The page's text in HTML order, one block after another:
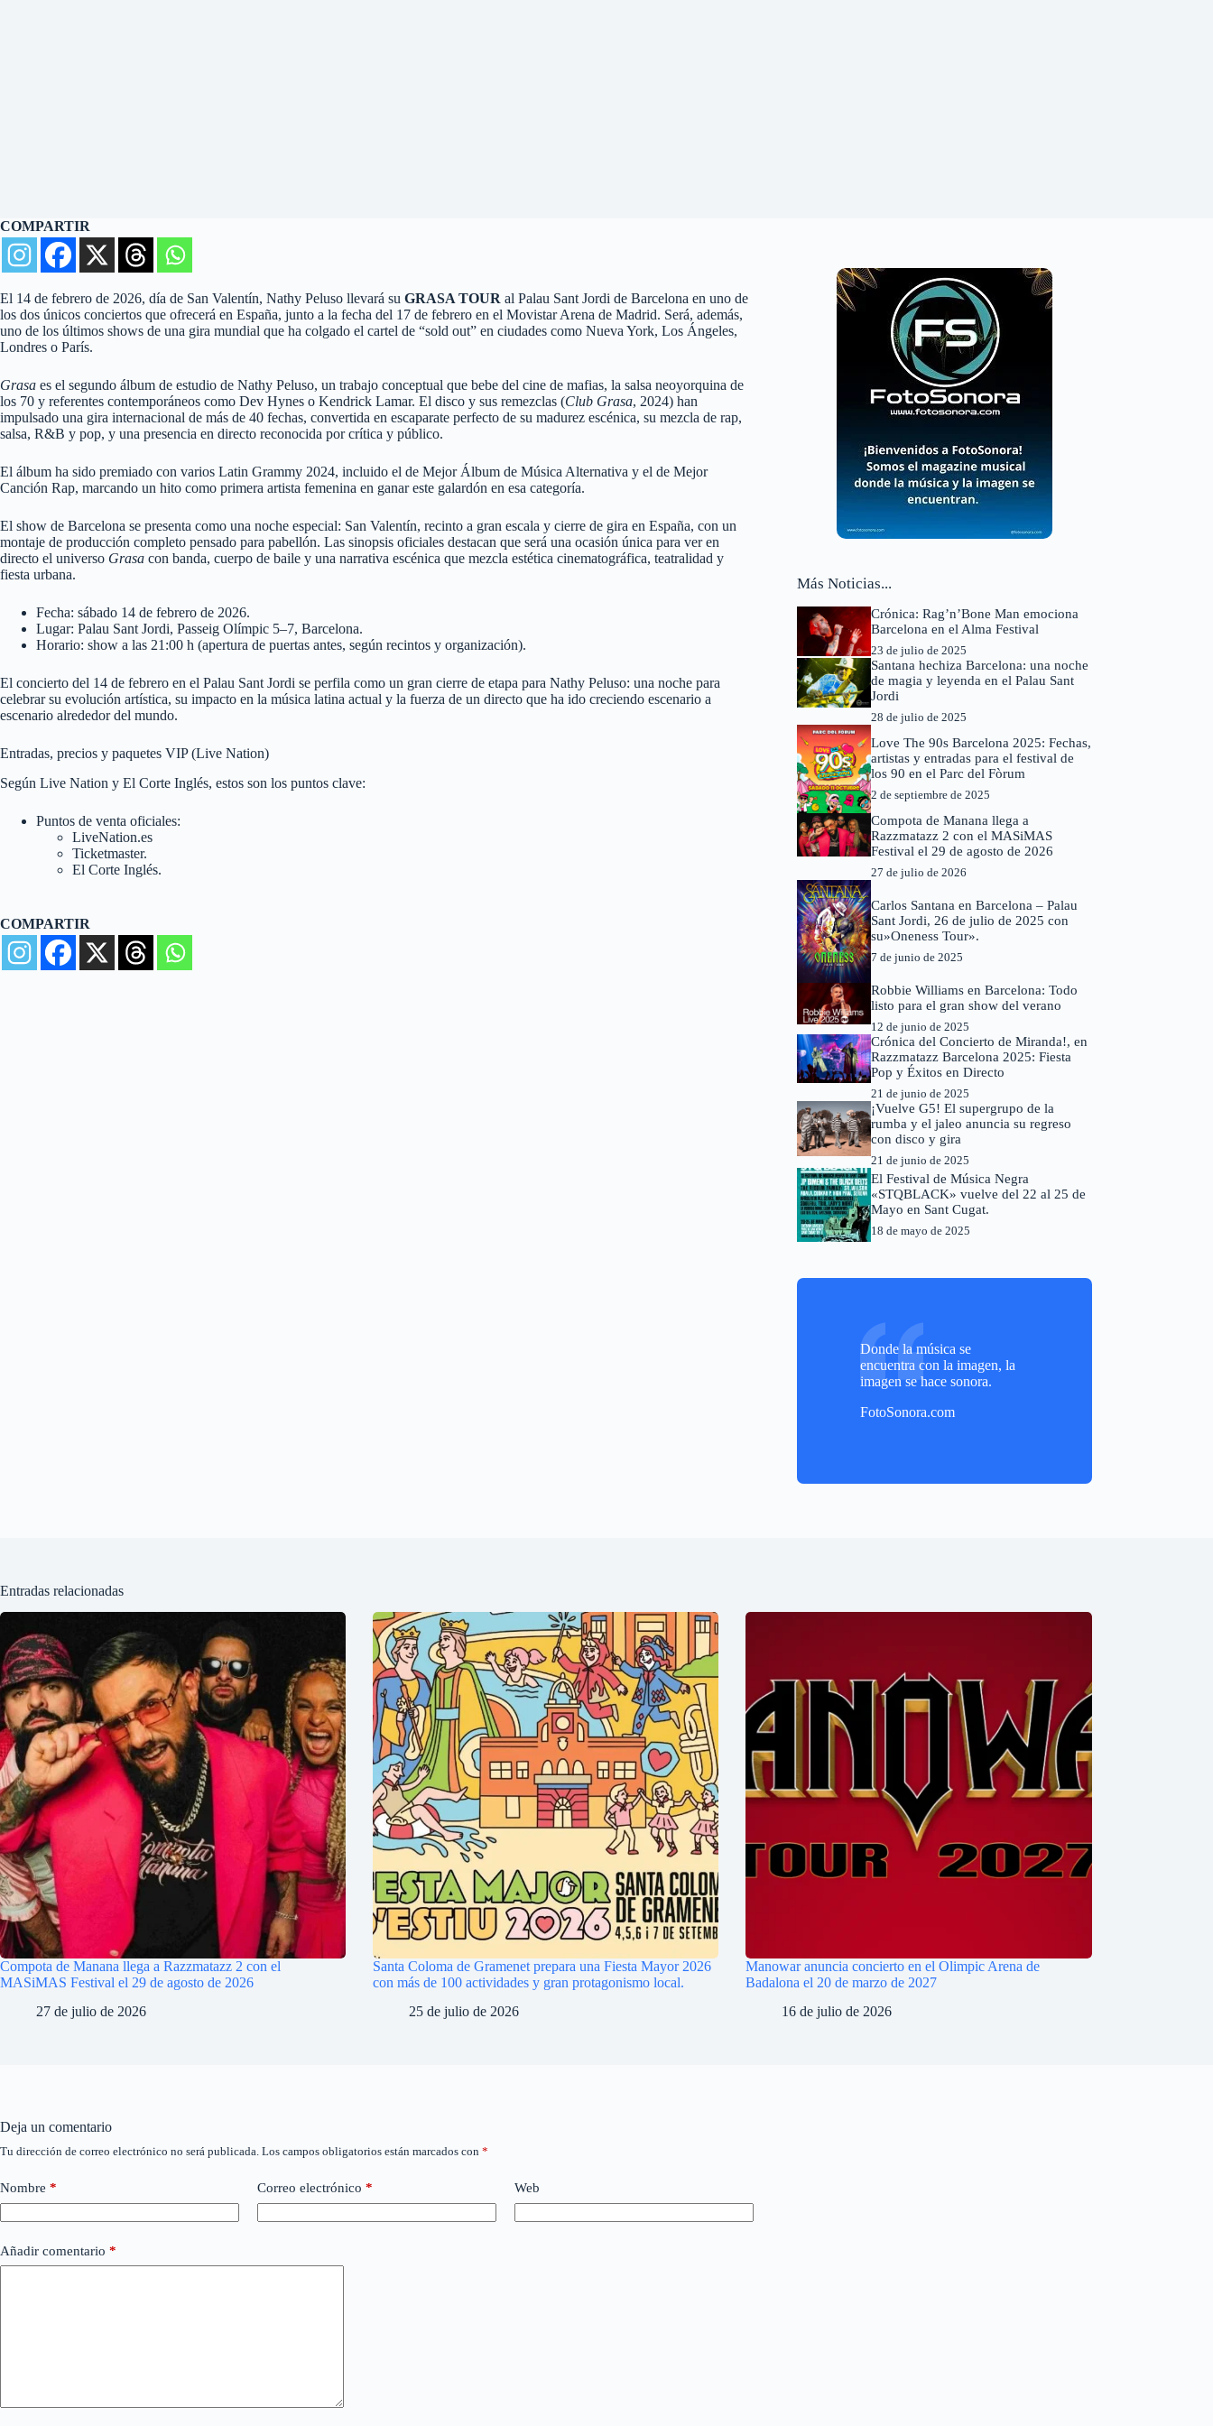
COMPARTIR
El 14 de febrero de 2026, día de San Valentín, Nathy Peluso llevará su GRASA TOUR al Palau Sant Jordi de Barcelona en uno de
los dos únicos conciertos que ofrecerá en España, junto a la fecha del 17 de febrero en el Movistar Arena de Madrid. Será, además,
uno de los últimos shows de una gira mundial que ha colgado el cartel de “sold out” en ciudades como Nueva York, Los Ángeles,
Londres o París.
Grasa es el segundo álbum de estudio de Nathy Peluso, un trabajo conceptual que bebe del cine de mafias, la salsa neoyorquina de
los 70 y referentes contemporáneos como Dev Hynes o Kendrick Lamar. El disco y sus remezclas (Club Grasa, 2024) han
impulsado una gira internacional de más de 40 fechas, convertida en escaparate perfecto de su madurez escénica, su mezcla de rap,
salsa, R&B y pop, y una presencia en directo reconocida por crítica y público.
El álbum ha sido premiado con varios Latin Grammy 2024, incluido el de Mejor Álbum de Música Alternativa y el de Mejor
Canción Rap, marcando un hito como primera artista femenina en ganar este galardón en esa categoría.
El show de Barcelona se presenta como una noche especial: San Valentín, recinto a gran escala y cierre de gira en España, con un
montaje de producción completo pensado para pabellón. Las sinopsis oficiales destacan que será una ocasión única para ver en
directo el universo Grasa con banda, cuerpo de baile y una narrativa escénica que mezcla estética cinematográfica, teatralidad y
fiesta urbana.
Fecha: sábado 14 de febrero de 2026.​
Lugar: Palau Sant Jordi, Passeig Olímpic 5–7, Barcelona.​
Horario: show a las 21:00 h (apertura de puertas antes, según recintos y organización).
El concierto del 14 de febrero en el Palau Sant Jordi se perfila como un gran cierre de etapa para Nathy Peluso: una noche para
celebrar su evolución artística, su impacto en la música latina actual y la fuerza de un directo que ha ido creciendo escenario a
escenario alrededor del mundo.
Entradas, precios y paquetes VIP (Live Nation)
Según Live Nation y El Corte Inglés, estos son los puntos clave:​
Puntos de venta oficiales:
LiveNation.es​
Ticketmaster.
El Corte Inglés.
COMPARTIR
Más Noticias...
Crónica: Rag’n’Bone Man emociona
Barcelona en el Alma Festival
23 de julio de 2025
Santana hechiza Barcelona: una noche
de magia y leyenda en el Palau Sant
Jordi
28 de julio de 2025
Love The 90s Barcelona 2025: Fechas,
artistas y entradas para el festival de
los 90 en el Parc del Fòrum
2 de septiembre de 2025
Compota de Manana llega a
Razzmatazz 2 con el MASiMAS
Festival el 29 de agosto de 2026
27 de julio de 2026
Carlos Santana en Barcelona – Palau
Sant Jordi, 26 de julio de 2025 con
su»Oneness Tour».
7 de junio de 2025
Robbie Williams en Barcelona: Todo
listo para el gran show del verano
12 de junio de 2025
Crónica del Concierto de Miranda!, en
Razzmatazz Barcelona 2025: Fiesta
Pop y Éxitos en Directo
21 de junio de 2025
¡Vuelve G5! El supergrupo de la
rumba y el jaleo anuncia su regreso
con disco y gira
21 de junio de 2025
El Festival de Música Negra
«STQBLACK» vuelve del 22 al 25 de
Mayo en Sant Cugat.
18 de mayo de 2025
Donde la música se
encuentra con la imagen, la
imagen se hace sonora.
FotoSonora.com
Entradas relacionadas
Compota de Manana llega a Razzmatazz 2 con el
MASiMAS Festival el 29 de agosto de 2026
27 de julio de 2026
Santa Coloma de Gramenet prepara una Fiesta Mayor 2026
con más de 100 actividades y gran protagonismo local.
25 de julio de 2026
Manowar anuncia concierto en el Olimpic Arena de
Badalona el 20 de marzo de 2027
16 de julio de 2026
Deja un comentario
Tu dirección de correo electrónico no será publicada. Los campos obligatorios están marcados con *
Nombre * Correo electrónico * Web
Añadir comentario *